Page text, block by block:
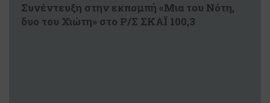
Συνέντευξη στην εκπομπή «Μια του Νότη,
δυο του Χιώτη» στο Ρ/Σ ΣΚΑΪ 100,3